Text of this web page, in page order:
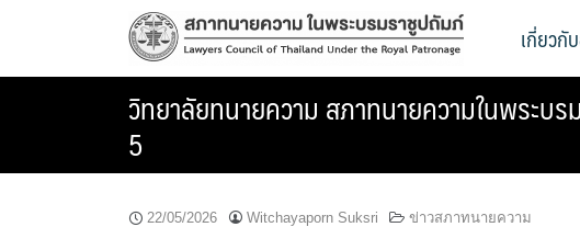
เกี่ยวกั
วิทยาลัยทนายความ สภาทนายความในพระบ
5
22/05/2026 Witchayaporn Suksri ข่าวสภาทนายความ